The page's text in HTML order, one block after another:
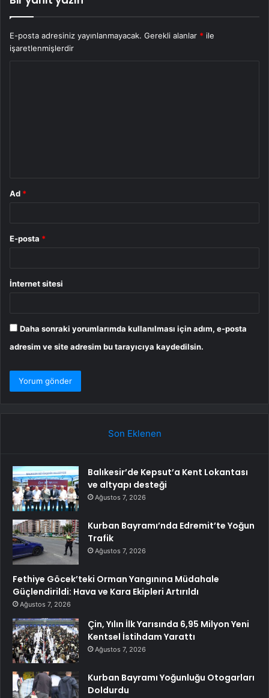
E-posta adresiniz yayınlanmayacak. Gerekli alanlar * ile
işaretlenmişlerdir
Ad *
E-posta *
İnternet sitesi
Daha sonraki yorumlarımda kullanılması için adım, e-posta
adresim ve site adresim bu tarayıcıya kaydedilsin.
Son Eklenen
Balıkesir’de Kepsut’a Kent Lokantası
ve altyapı desteği
Ağustos 7, 2026
Kurban Bayramı’nda Edremit’te Yoğun
Trafik
Ağustos 7, 2026
Fethiye Göcek’teki Orman Yangınına Müdahale
Güçlendirildi: Hava ve Kara Ekipleri Artırıldı
Ağustos 7, 2026
Çin, Yılın İlk Yarısında 6,95 Milyon Yeni
Kentsel İstihdam Yarattı
Ağustos 7, 2026
Kurban Bayramı Yoğunluğu Otogarları
Doldurdu